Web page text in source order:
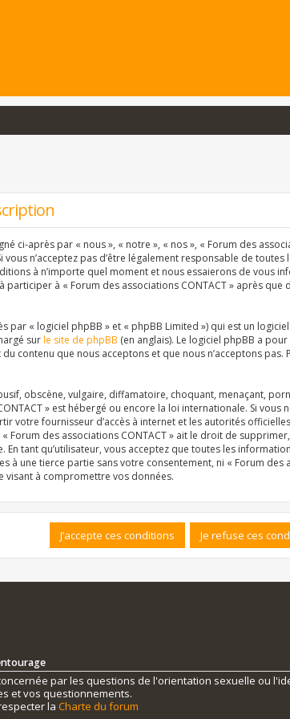
ci-après par « nous », « notre », « nos », « Forum des
n’acceptez pas d’être légalement responsable de
à n’importe quel moment et nous essaierons de vous
à « Forum des associations CONTACT » après
« logiciel phpBB » et « phpBB Limited ») qui est un
surle site de phpBB (en anglais). Le logiciel phpBB a
contenu que nous acceptons et que nous n’acceptons
obscène, vulgaire, diffamatoire, choquant, menaçant,
» est hébergé ou encore la loi internationale. Si
votre fournisseur d’accès à internet et les autorités
Forum des associations CONTACT » ait le droit de
En tant qu’utilisateur, vous acceptez que toutes les
à une tierce partie sans votre consentement, ni « Forum
visant à compromettre vos données.
par les questions de l'orientation sexuelle ou
et vos questionnements.
la Charte du forum